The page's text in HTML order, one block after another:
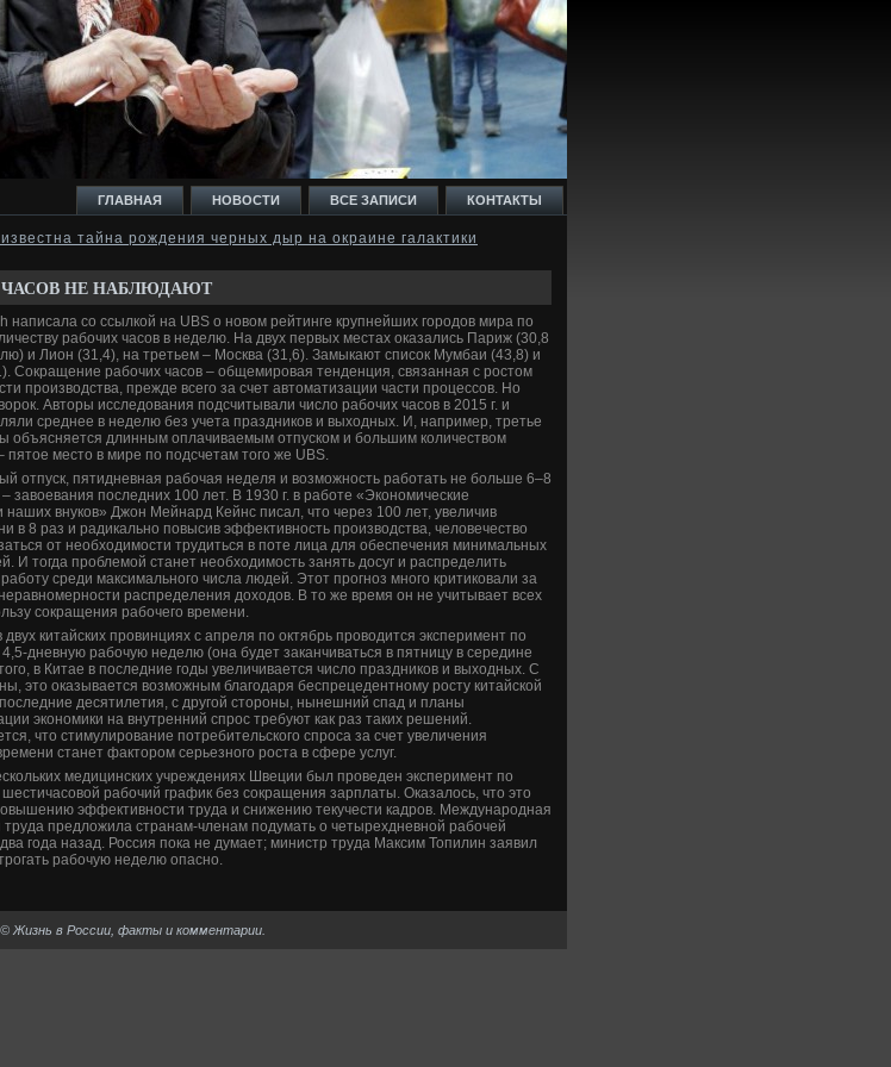
ГЛАВНАЯ НОВОСТИ ВСЕ ЗАПИСИ КОНТАКТЫ
тайна рождения черных дыр на окраине галактики
ЧАСОВ НЕ НАБЛЮДАЮТ
написала со ссылкой на UBS о новом рейтинге крупнейших городов мира по
рабочих часов в неделю. На двух первых местах оказались Париж (30,8
и Лион (31,4), на третьем – Москва (31,6). Замыкают список Мумбаи (43,8) и
Сокращение рабочих часов – общемировая тенденция, связанная с ростом
производства, прежде всего за счет автоматизации части процессов. Но
Авторы исследования подсчитывали число рабочих часов в 2015 г. и
среднее в неделю без учета праздников и выходных. И, например, третье
объясняется длинным оплачиваемым отпуском и большим количеством
пятое место в мире по подсчетам того же UBS.
отпуск, пятидневная рабочая неделя и возможность работать не больше 6–8
– завоевания последних 100 лет. В 1930 г. в работе «Экономические
наших внуков» Джон Мейнард Кейнс писал, что через 100 лет, увеличив
в 8 раз и радикально повысив эффективность производства, человечество
от необходимости трудиться в поте лица для обеспечения минимальных
И тогда проблемой станет необходимость занять досуг и распределить
среди максимального числа людей. Этот прогноз много критиковали за
распределения доходов. В то же время он не учитывает всех
сокращения рабочего времени.
двух китайских провинциях с апреля по октябрь проводится эксперимент по
дневную рабочую неделю (она будет заканчиваться в пятницу в середине
в Китае в последние годы увеличивается число праздников и выходных. С
это оказывается возможным благодаря беспрецедентному росту китайской
десятилетия, с другой стороны, нынешний спад и планы
экономики на внутренний спрос требуют как раз таких решений.
что стимулирование потребительского спроса за счет увеличения
станет фактором серьезного роста в сфере услуг.
медицинских учреждениях Швеции был проведен эксперимент по
рабочий график без сокращения зарплаты. Оказалось, что это
эффективности труда и снижению текучести кадров. Международная
труда предложила странам-членам подумать о четырехдневной рабочей
года назад. Россия пока не думает; министр труда Максим Топилин заявил
рабочую неделю опасно.
Жизнь в России, факты и комментарии.